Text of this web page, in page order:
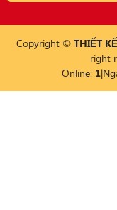
Copyright © THIẾT
right
Online: 1|